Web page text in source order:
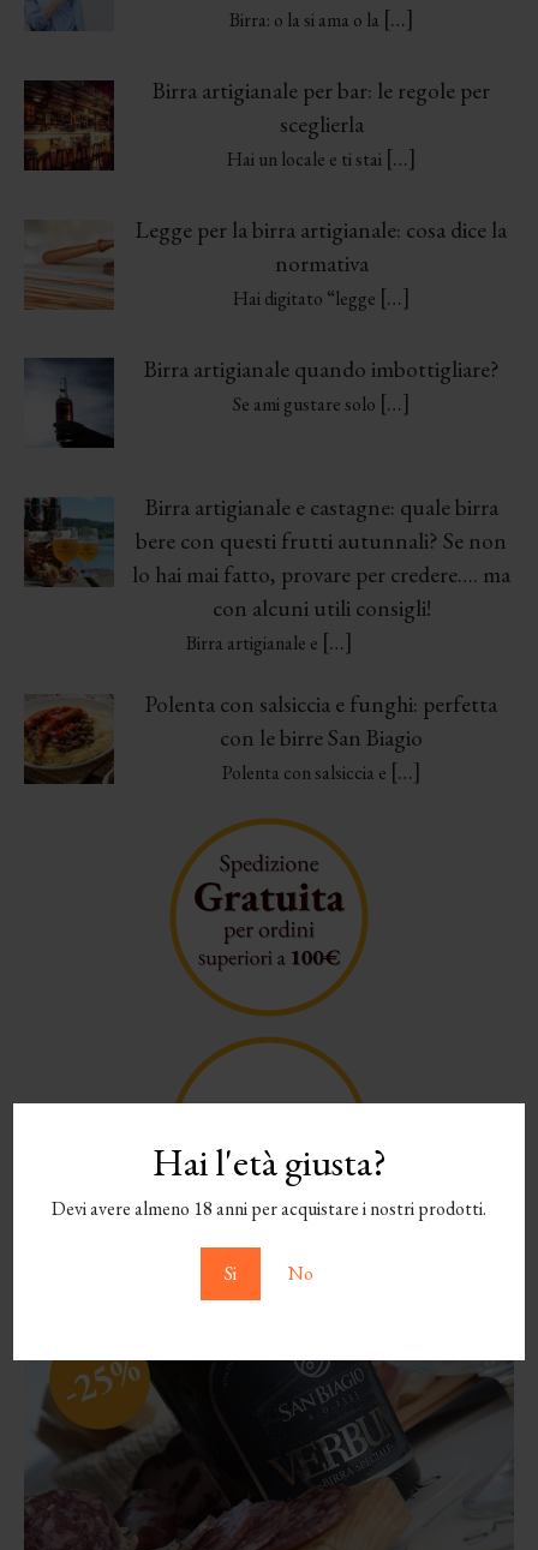
Hai l'età giusta?
Devi avere almeno 18 anni per acquistare i nostri prodotti.
Si No
Birra: o la si ama o la […]
Birra artigianale per bar: le regole per
sceglierla
Hai un locale e ti stai […]
Legge per la birra artigianale: cosa dice la
normativa
Hai digitato “legge […]
Birra artigianale quando imbottigliare?
Se ami gustare solo […]
Birra artigianale e castagne: quale birra
bere con questi frutti autunnali? Se non
lo hai mai fatto, provare per credere…. ma
con alcuni utili consigli!
Birra artigianale e […]
Polenta con salsiccia e funghi: perfetta
con le birre San Biagio
Polenta con salsiccia e […]